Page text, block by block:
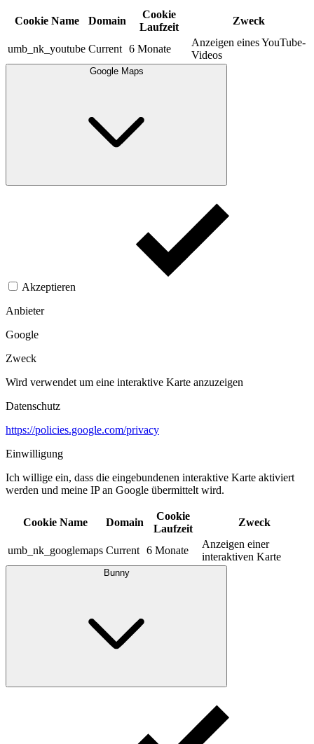
Cookie Name Domain
Cookie
Laufzeit
Zweck
umb_nk_youtube Current 6 Monate
Anzeigen eines YouTube-
Videos
Google Maps
Akzeptieren
Anbieter
Google
Zweck
Wird verwendet um eine interaktive Karte anzuzeigen
Datenschutz
https://policies.google.com/privacy
Einwilligung
Ich willige ein, dass die eingebundenen interaktive Karte aktiviert
werden und meine IP an Google übermittelt wird.​
Cookie Name Domain
Cookie
Laufzeit
Zweck
umb_nk_googlemaps Current 6 Monate
Anzeigen einer
interaktiven Karte
Bunny